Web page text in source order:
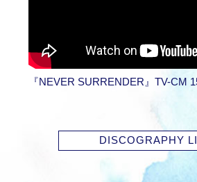
『NEVER SURRENDER』TV-CM
DISCOGRAPHY